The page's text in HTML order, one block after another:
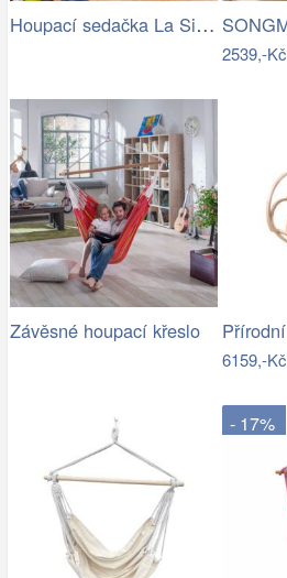
Houpací sedačka La Siesta Habana…
2539,-Kč
Závěsné houpací křeslo
6159,-Kč
- 17%